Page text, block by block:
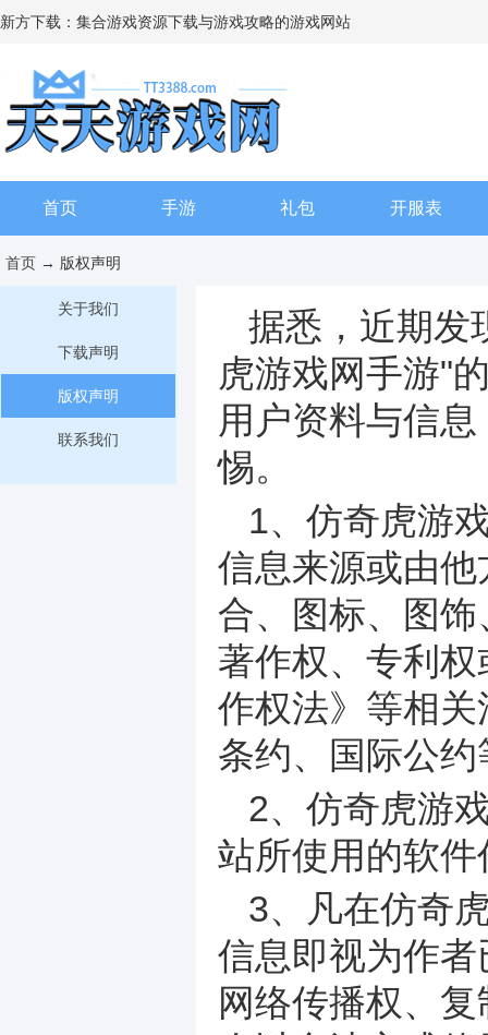
新方下载：集合游戏资源下载与游戏攻略的游戏网站
首页 手游 礼包 开服表
首页 → 版权声明
关于我们
下载声明
版权声明
联系我们
据悉，近期发
虎游戏网手游"
用户资料与信
惕。
1、仿奇虎游
信息来源或由
合、图标、图
著作权、专利
作权法》等相
条约、国际公
2、仿奇虎游
站所使用的软
3、凡在仿奇
信息即视为作
网络传播权、